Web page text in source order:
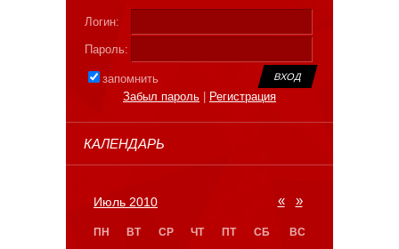
Логин:
Пароль:
запомнить
Забыл пароль
Регистрация
КАЛЕНДАРЬ
«
Июль 2010 »
ПН ВТ СР ЧТ ПТ СБ
ВС